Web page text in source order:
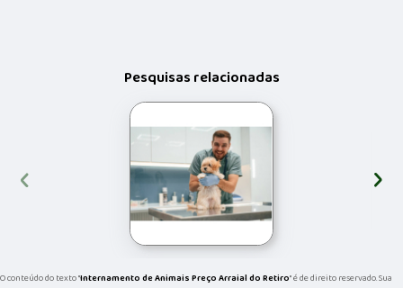
Pesquisas relacionadas
‹ ›
O conteúdo do texto "Internamento de Animais Preço Arraial do Retiro" é de direito reservado. Sua